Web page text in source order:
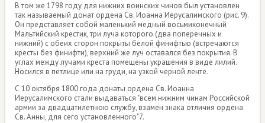
В том же 1798 году для нижних воинских чинов был установлен
так называемый донат ордена Св. Иоанна Иерусалимского (рис. 9).
Он представляет собой маленький медный восьмиконечный
Мальтийский крестик, три луча которого (два поперечных и
нижний) с обеих сторон покрыты белой финифтью (встречаются
кресты без финифти), верхний же луч оставался без покрытия. В
углах между лучами креста помещены украшения в виде лилий.
Носился в петлице или на груди, на узкой черной ленте.
С 10 октября 1800 года донаты ордена Св. Иоанна
Иерусалимского стали выдаваться "всем нижним чинам Российской
армии за двадцатилетнюю службу, взамен знака отличия ордена
Св. Анны, для сего установленного"7.